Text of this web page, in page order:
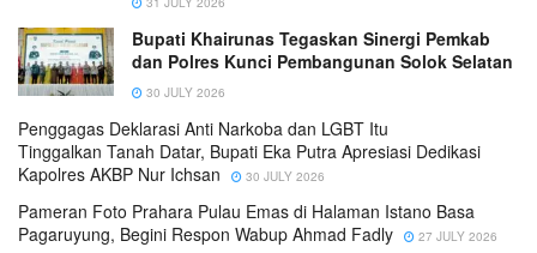
Bupati Khairunas Tegaskan Sinergi Pemkab
dan Polres Kunci Pembangunan Solok Selatan
30 JULY 2026
Penggagas Deklarasi Anti Narkoba dan LGBT Itu
Tinggalkan Tanah Datar, Bupati Eka Putra Apresiasi Dedikasi
Kapolres AKBP Nur Ichsan
30 JULY 2026
Pameran Foto Prahara Pulau Emas di Halaman Istano Basa
Pagaruyung, Begini Respon Wabup Ahmad Fadly
27 JULY 2026